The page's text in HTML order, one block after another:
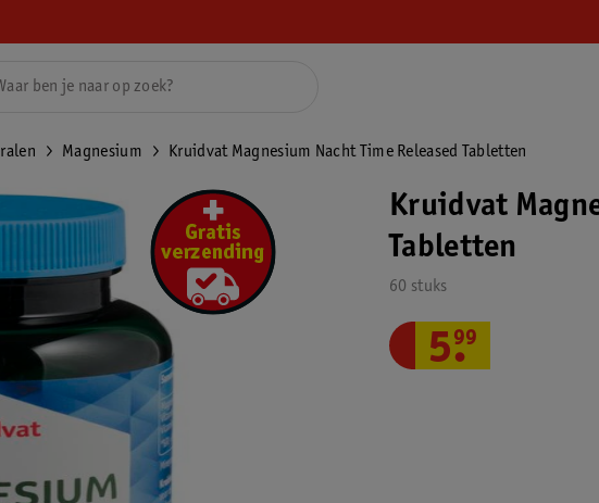
Magnesium Kruidvat Magnesium Nacht Time Released Tabletten
Kruidvat
Tabletten
60 stuks
5.
99